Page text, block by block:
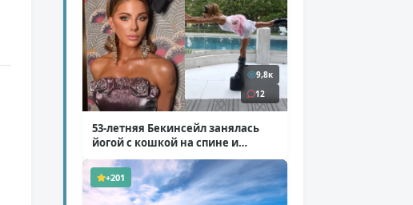
9,8к
12
53-летняя Бекинсейл занялась
йогой с кошкой на спине и
ботинках на платформе( 7 фото )
+201